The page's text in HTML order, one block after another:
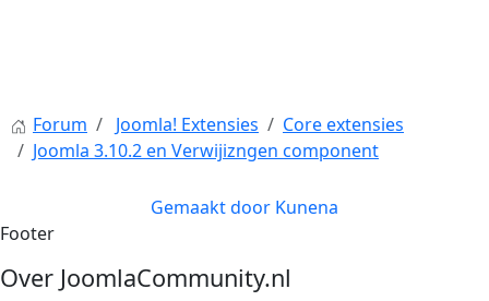
Forum Joomla! Extensies
Core extensies
Joomla 3.10.2 en Verwijizngen component
Gemaakt door Kunena
Footer
Over JoomlaCommunity.nl